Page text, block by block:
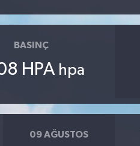
BASINÇ
HPA hpa
09 AĞUSTOS